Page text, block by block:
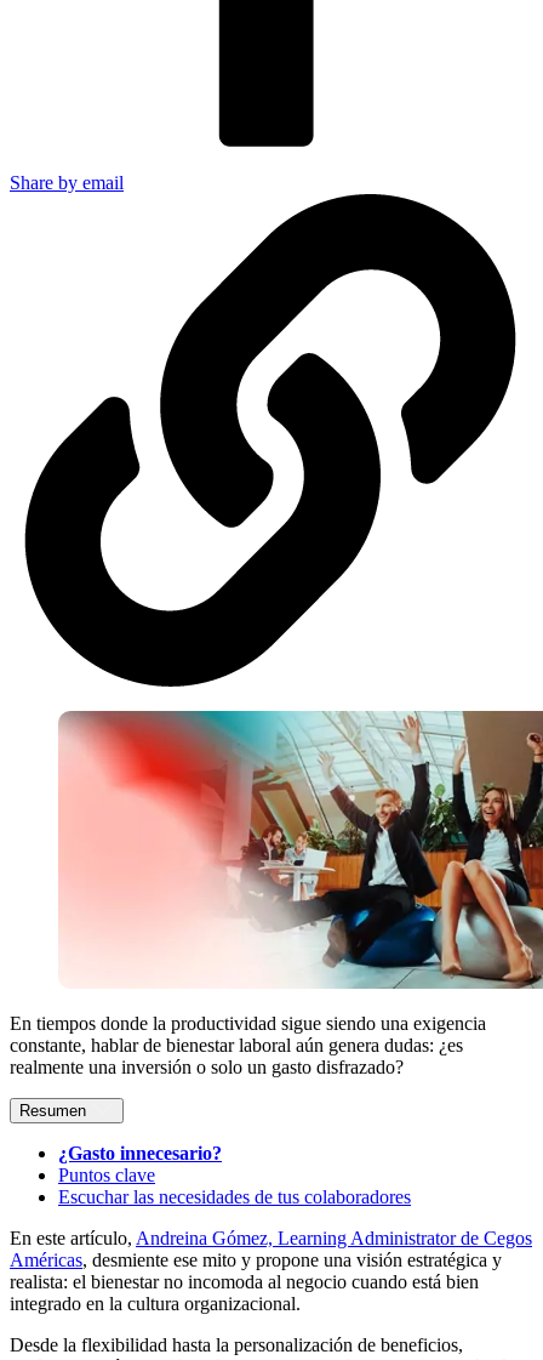
Share by email
En tiempos donde la productividad sigue siendo una exigencia
constante, hablar de bienestar laboral aún genera dudas: ¿es
realmente una inversión o solo un gasto disfrazado?
Resumen
¿Gasto innecesario?
Puntos clave
Escuchar las necesidades de tus colaboradores
En este artículo, Andreina Gómez, Learning Administrator de Cegos
Américas, desmiente ese mito y propone una visión estratégica y
realista: el bienestar no incomoda al negocio cuando está bien
integrado en la cultura organizacional.
Desde la flexibilidad hasta la personalización de beneficios,